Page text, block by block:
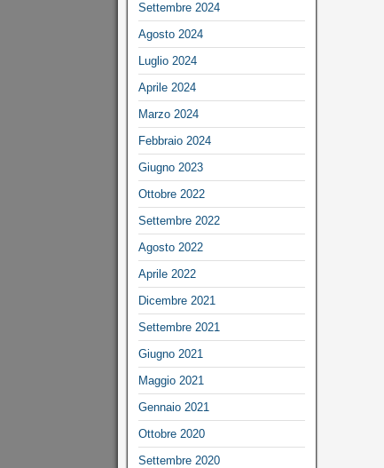
Settembre 2024
Agosto 2024
Luglio 2024
Aprile 2024
Marzo 2024
Febbraio 2024
Giugno 2023
Ottobre 2022
Settembre 2022
Agosto 2022
Aprile 2022
Dicembre 2021
Settembre 2021
Giugno 2021
Maggio 2021
Gennaio 2021
Ottobre 2020
Settembre 2020